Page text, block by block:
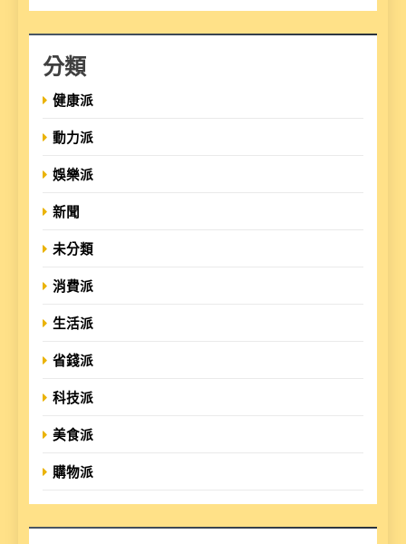
分類
健康派
動力派
娛樂派
新聞
未分類
消費派
生活派
省錢派
科技派
美食派
購物派